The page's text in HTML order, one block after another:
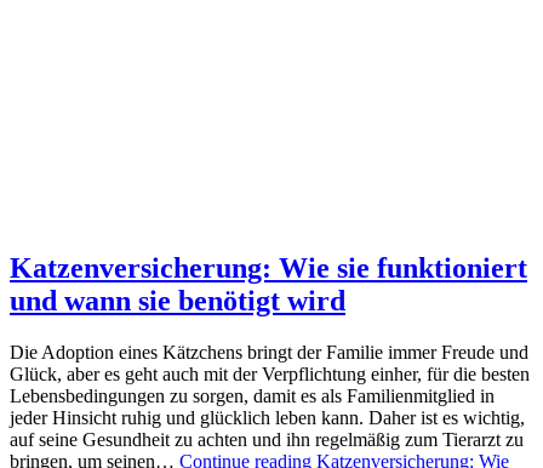
Katzenversicherung: Wie sie funktioniert
und wann sie benötigt wird
Die Adoption eines Kätzchens bringt der Familie immer Freude und
Glück, aber es geht auch mit der Verpflichtung einher, für die besten
Lebensbedingungen zu sorgen, damit es als Familienmitglied in
jeder Hinsicht ruhig und glücklich leben kann. Daher ist es wichtig,
auf seine Gesundheit zu achten und ihn regelmäßig zum Tierarzt zu
bringen, um seinen… Continue reading Katzenversicherung: Wie